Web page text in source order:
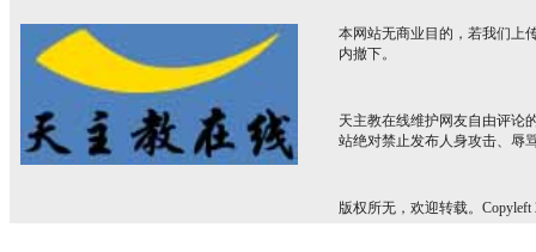
本网站无商业目的，若我们上
内撤下。
天主教在线维护网友自由评论
站绝对禁止发布人身攻击、辱
版权所无，欢迎转载。